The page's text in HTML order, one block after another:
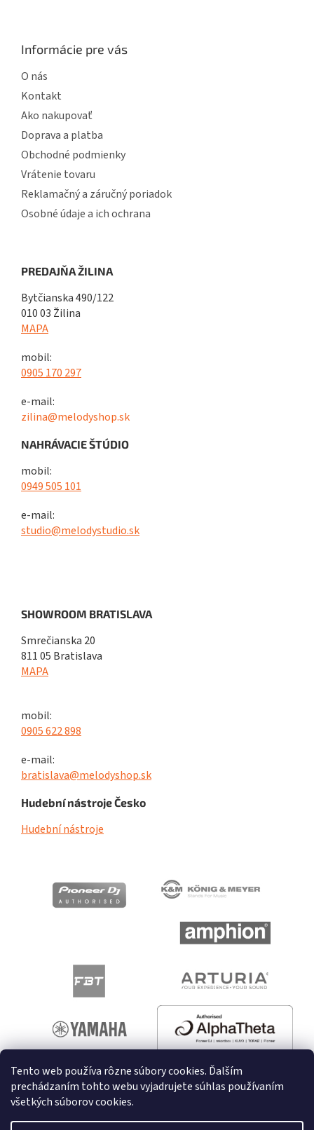
Tento web používa rôzne súbory cookies. Ďalším
prechádzaním tohto webu vyjadrujete súhlas používaním
všetkých súborov cookies.
Informácie pre vás
O nás
Kontakt
Ako nakupovať
Doprava a platba
Obchodné podmienky
Vrátenie tovaru
Reklamačný a záručný poriadok
Osobné údaje a ich ochrana
PREDAJŇA ŽILINA
Bytčianska 490/122
010 03 Žilina
MAPA
mobil:
0905 170 297
e-mail:
zilina@melodyshop.sk
NAHRÁVACIE ŠTÚDIO
mobil:
0949 505 101
e-mail:
studio@melodystudio.sk
SHOWROOM BRATISLAVA
Smrečianska 20
811 05 Bratislava
MAPA
mobil:
0905 622 898
e-mail:
bratislava@melodyshop.sk
Hudební nástroje Česko
Hudební nástroje
Vytvoril Shoptet